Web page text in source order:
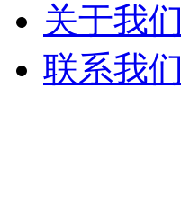
关于我们
联系我们